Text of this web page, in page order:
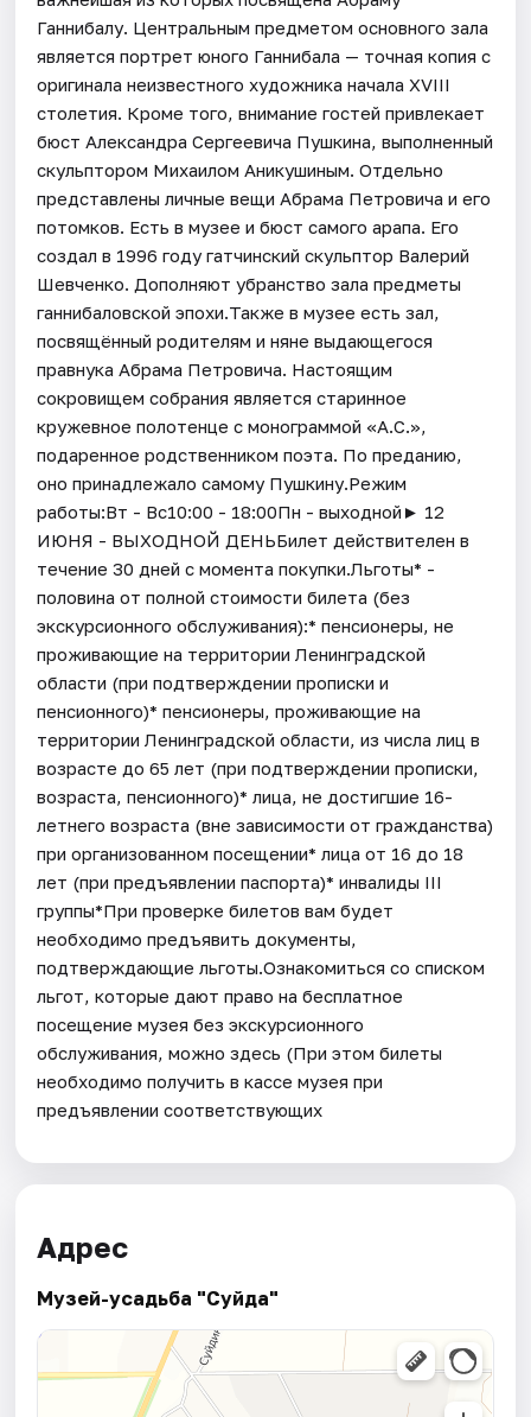
Ганнибалу. Центральным предметом основного зала
является портрет юного Ганнибала — точная копия с
оригинала неизвестного художника начала XVIII
столетия. Кроме того, внимание гостей привлекает
бюст Александра Сергеевича Пушкина, выполненный
скульптором Михаилом Аникушиным. Отдельно
представлены личные вещи Абрама Петровича и его
потомков. Есть в музее и бюст самого арапа. Его
создал в 1996 году гатчинский скульптор Валерий
Шевченко. Дополняют убранство зала предметы
ганнибаловской эпохи.Также в музее есть зал,
посвящённый родителям и няне выдающегося
правнука Абрама Петровича. Настоящим
сокровищем собрания является старинное
кружевное полотенце с монограммой «А.С.»,
подаренное родственником поэта. По преданию,
оно принадлежало самому Пушкину.Режим
работы:Вт - Вс10:00 - 18:00Пн - выходной► 12
ИЮНЯ - ВЫХОДНОЙ ДЕНЬБилет действителен в
течение 30 дней с момента покупки.Льготы* -
половина от полной стоимости билета (без
экскурсионного обслуживания):* пенсионеры, не
проживающие на территории Ленинградской
области (при подтверждении прописки и
пенсионного)* пенсионеры, проживающие на
территории Ленинградской области, из числа лиц в
возрасте до 65 лет (при подтверждении прописки,
возраста, пенсионного)* лица, не достигшие 16-
летнего возраста (вне зависимости от гражданства)
при организованном посещении* лица от 16 до 18
лет (при предъявлении паспорта)* инвалиды III
группы*При проверке билетов вам будет
необходимо предъявить документы,
подтверждающие льготы.Ознакомиться со списком
льгот, которые дают право на бесплатное
посещение музея без экскурсионного
обслуживания, можно здесь (При этом билеты
необходимо получить в кассе музея при
предъявлении соответствующих
Адрес
Музей-усадьба "Суйда"